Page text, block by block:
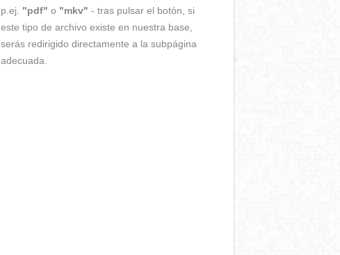
p.ej. "pdf" o "mkv" - tras pulsar el botón, si
este tipo de archivo existe en nuestra base,
serás redirigido directamente a la subpágina
adecuada.